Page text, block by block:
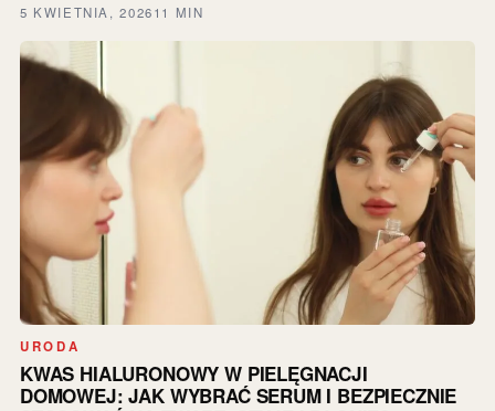
5 KWIETNIA, 202611 MIN
URODA
KWAS HIALURONOWY W PIELĘGNACJI
DOMOWEJ: JAK WYBRAĆ SERUM I BEZPIECZNIE